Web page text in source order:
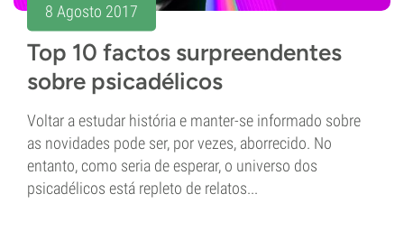
8 Agosto 2017
Top 10 factos surpreendentes
sobre psicadélicos
Voltar a estudar história e manter-se informado sobre
as novidades pode ser, por vezes, aborrecido. No
entanto, como seria de esperar, o universo dos
psicadélicos está repleto de relatos...